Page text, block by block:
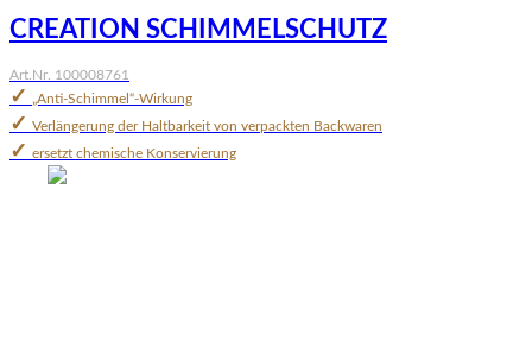
CREATION SCHIMMELSCHUTZ
Art.Nr. 100008761
✓ „Anti-Schimmel“-Wirkung
✓ Verlängerung der Haltbarkeit von verpackten Backwaren
✓ ersetzt chemische Konservierung